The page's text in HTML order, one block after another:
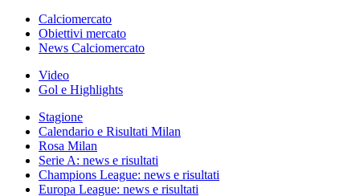
Calciomercato
Obiettivi mercato
News Calciomercato
Video
Gol e Highlights
Stagione
Calendario e Risultati Milan
Rosa Milan
Serie A: news e risultati
Champions League: news e risultati
Europa League: news e risultati